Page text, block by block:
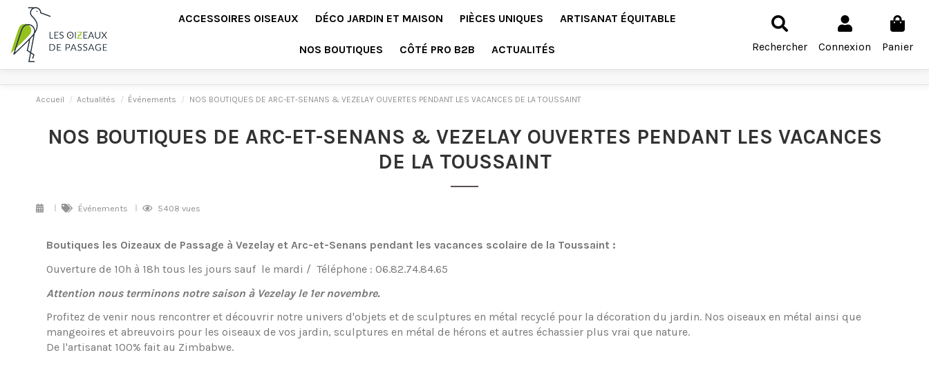
ACCESSOIRES OISEAUX DÉCO JARDIN ET MAISON PIÈCES UNIQUES ARTISANAT ÉQUITABLE
NOS BOUTIQUES CÔTÉ PRO B2B ACTUALITÉS Rechercher Connexion Panier
Accueil Actualités Événements NOS BOUTIQUES DE ARC-ET-SENANS & VEZELAY OUVERTES PENDANT LES VACANCES DE LA TOUSSAINT
NOS BOUTIQUES DE ARC-ET-SENANS & VEZELAY OUVERTES PENDANT LES VACANCES
DE LA TOUSSAINT
Événements 5408 vues
Boutiques les Oizeaux de Passage à Vezelay et Arc-et-Senans pendant les vacances scolaire de la Toussaint :
Ouverture de 10h à 18h tous les jours sauf le mardi / Téléphone : 06.82.74.84.65
Attention nous terminons notre saison à Vezelay le 1er novembre.
Profitez de venir nous rencontrer et découvrir notre univers d'objets et de sculptures en métal recyclé pour la décoration du jardin. Nos oiseaux en métal ainsi que
mangeoires et abreuvoirs pour les oiseaux de vos jardin, sculptures en métal de hérons et autres échassier plus vrai que nature.
De l'artisanat 100% fait au Zimbabwe.